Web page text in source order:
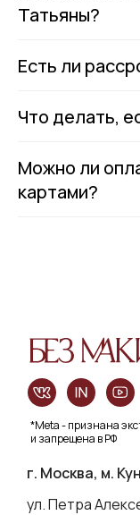
Татьяны?
Есть ли
Что делать,
Можно ли
картами?
ул. Петра
г. Москва, м.
*Meta - признана
и запрещена в РФ